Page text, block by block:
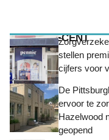
MEEST RECENT
stellen
cijfers voor
De
ervoor te
Hazelwood
geopend